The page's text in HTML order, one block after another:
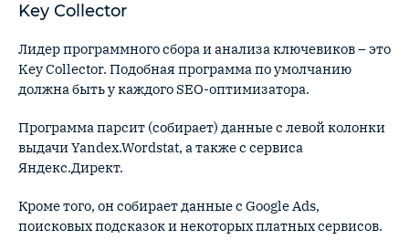
Key Collector
Лидер программного сбора и анализа ключевиков – это
Key Collector. Подобная программа по умолчанию
должна быть у каждого SEO-оптимизатора.
Программа парсит (собирает) данные с левой колонки
выдачи Yandex.Wordstat, а также с сервиса
Яндекс.Директ.
Кроме того, он собирает данные с Google Ads,
поисковых подсказок и некоторых платных сервисов.